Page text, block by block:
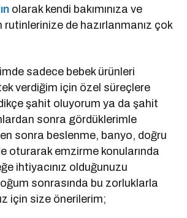
olarak kendi bakımınıza ve
rutinlerinize de hazırlanmanız çok
sadece bebek ürünleri
verdiğim için özel süreçlere
şahit oluyorum ya da şahit
sonra gördüklerimle
sonra beslenme, banyo, doğru
oturarak emzirme konularında
ihtiyacınız olduğunuzu
sonrasında bu zorluklarla
için size önerilerim;